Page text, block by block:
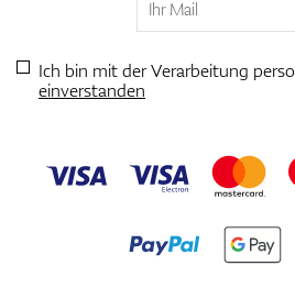
Ich bin mit der Verarbeitung
einverstanden